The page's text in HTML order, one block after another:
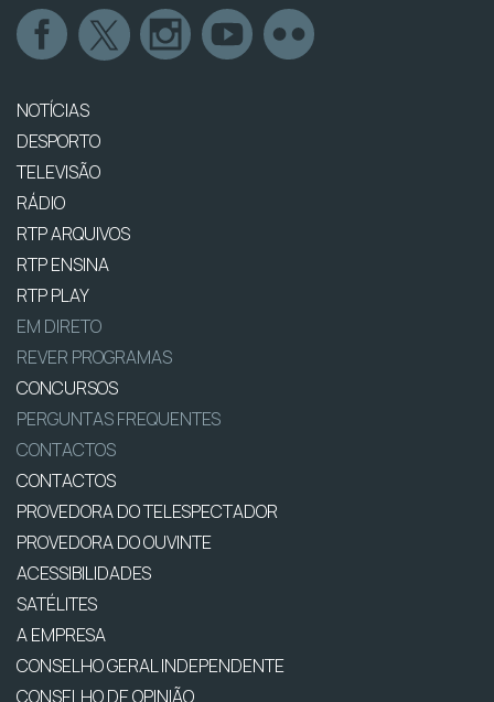
NOTÍCIAS
DESPORTO
TELEVISÃO
RÁDIO
RTP ARQUIVOS
RTP ENSINA
RTP PLAY
EM DIRETO
REVER PROGRAMAS
CONCURSOS
PERGUNTAS FREQUENTES
CONTACTOS
CONTACTOS
PROVEDORA DO TELESPECTADOR
PROVEDORA DO OUVINTE
ACESSIBILIDADES
SATÉLITES
A EMPRESA
CONSELHO GERAL INDEPENDENTE
CONSELHO DE OPINIÃO